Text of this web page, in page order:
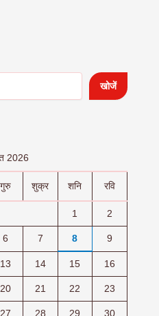
खोजें
2026
गुरु शुक्र शनि रवि
1 2
6 7 8 9
13 14 15 16
20 21 22 23
27 28 29 30